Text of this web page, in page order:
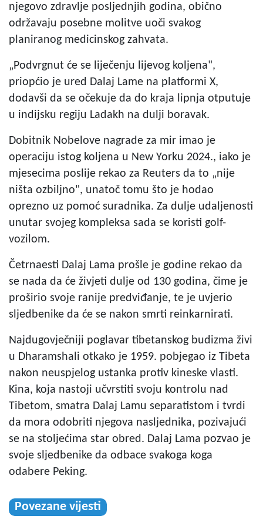
njegovo zdravlje posljednjih godina, obično
održavaju posebne molitve uoči svakog
planiranog medicinskog zahvata.
„Podvrgnut će se liječenju lijevog koljena",
priopćio je ured Dalaj Lame na platformi X,
dodavši da se očekuje da do kraja lipnja otputuje
u indijsku regiju Ladakh na dulji boravak.
Dobitnik Nobelove nagrade za mir imao je
operaciju istog koljena u New Yorku 2024., iako je
mjesecima poslije rekao za Reuters da to „nije
ništa ozbiljno", unatoč tomu što je hodao
oprezno uz pomoć suradnika. Za dulje udaljenosti
unutar svojeg kompleksa sada se koristi golf-
vozilom.
Četrnaesti Dalaj Lama prošle je godine rekao da
se nada da će živjeti dulje od 130 godina, čime je
proširio svoje ranije predviđanje, te je uvjerio
sljedbenike da će se nakon smrti reinkarnirati.
Najdugovječniji poglavar tibetanskog budizma živi
u Dharamshali otkako je 1959. pobjegao iz Tibeta
nakon neuspjelog ustanka protiv kineske vlasti.
Kina, koja nastoji učvrstiti svoju kontrolu nad
Tibetom, smatra Dalaj Lamu separatistom i tvrdi
da mora odobriti njegova nasljednika, pozivajući
se na stoljećima star obred. Dalaj Lama pozvao je
svoje sljedbenike da odbace svakoga koga
odabere Peking.
Povezane vijesti